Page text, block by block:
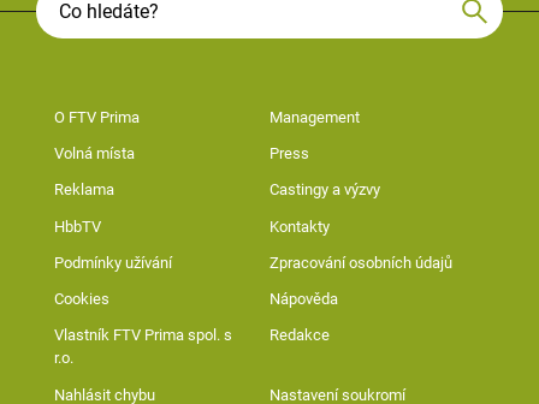
O FTV Prima Management
Volná místa Press
Reklama Castingy a výzvy
HbbTV Kontakty
Podmínky užívání Zpracování osobních údajů
Cookies Nápověda
Vlastník FTV Prima spol. s
r.o.
Redakce
Nahlásit chybu Nastavení soukromí